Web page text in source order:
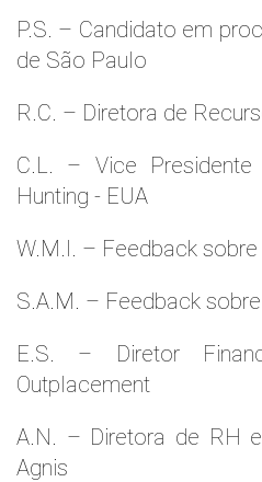
P.S. – Candidato em
de São Paulo
R.C. – Diretora de
C.L. – Vice
Hunting - EUA
W.M.l. – Feedback
S.A.M. – Feedback
E.S. – Diretor
Outplacement
A.N. – Diretora de RH
Agnis